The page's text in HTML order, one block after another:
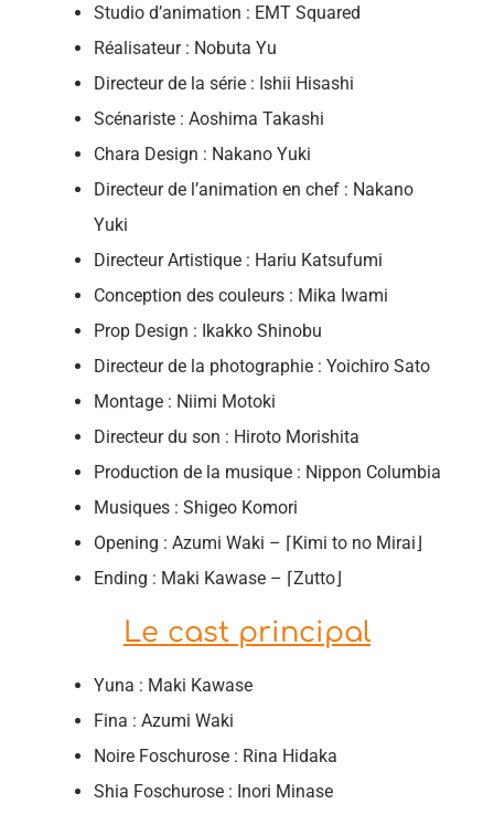
Studio d’animation : EMT Squared
Réalisateur : Nobuta Yu
Directeur de la série : Ishii Hisashi
Scénariste : Aoshima Takashi
Chara Design : Nakano Yuki
Directeur de l’animation en chef : Nakano
Yuki
Directeur Artistique : Hariu Katsufumi
Conception des couleurs : Mika Iwami
Prop Design : Ikakko Shinobu
Directeur de la photographie : Yoichiro Sato
Montage : Niimi Motoki
Directeur du son : Hiroto Morishita
Production de la musique : Nippon Columbia
Musiques : Shigeo Komori
Opening : Azumi Waki – ⌈Kimi to no Mirai⌋
Ending : Maki Kawase – ⌈Zutto⌋
Le cast principal
Yuna : Maki Kawase
Fina : Azumi Waki
Noire Foschurose : Rina Hidaka
Shia Foschurose : Inori Minase